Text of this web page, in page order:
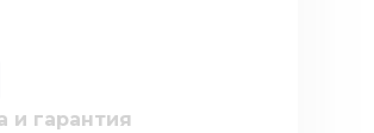
и гарантия